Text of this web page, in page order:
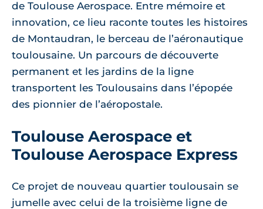
de Toulouse Aerospace. Entre mémoire et
innovation, ce lieu raconte toutes les histoires
de Montaudran, le berceau de l’aéronautique
toulousaine. Un parcours de découverte
permanent et les jardins de la ligne
transportent les Toulousains dans l’épopée
des pionnier de l’aéropostale.
Toulouse Aerospace et
Toulouse Aerospace Express
Ce projet de nouveau quartier toulousain se
jumelle avec celui de la troisième ligne de